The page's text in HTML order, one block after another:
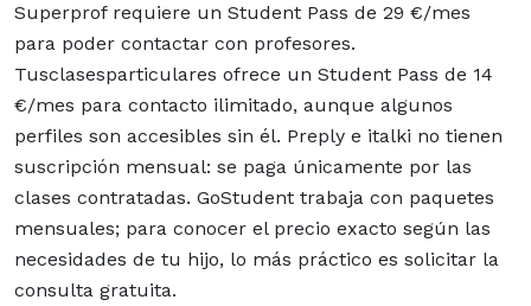
Superprof requiere un Student Pass de 29 €/mes
para poder contactar con profesores.
Tusclasesparticulares ofrece un Student Pass de 14
€/mes para contacto ilimitado, aunque algunos
perfiles son accesibles sin él. Preply e italki no tienen
suscripción mensual: se paga únicamente por las
clases contratadas. GoStudent trabaja con paquetes
mensuales; para conocer el precio exacto según las
necesidades de tu hijo, lo más práctico es solicitar la
consulta gratuita.